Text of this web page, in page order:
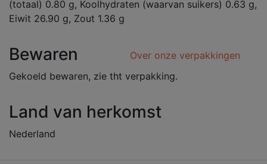
(totaal) 0.80 g, Koolhydraten (waarvan suikers) 0.63 g,
Eiwit 26.90 g, Zout 1.36 g
Bewaren
Over onze verpakkingen
Gekoeld bewaren, zie tht verpakking.
Land van herkomst
Nederland